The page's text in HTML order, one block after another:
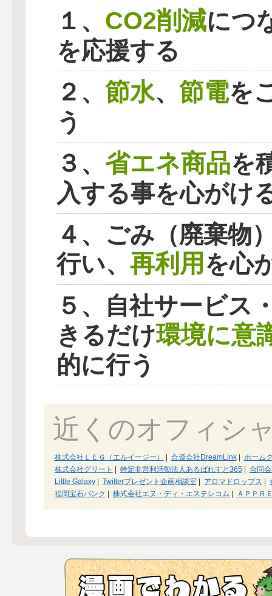
１、 CO2削減につ
を応援する
２、 節水、 節電を
う
３、 省エネ商品を
入する事を心がけ
４、ごみ（廃棄物
行い、 再利用を心
５、自社サービス
きるだけ環境に意
的に行う
近くのオフィシ
株式会社ＬＥＧ（エルイージー） 合資会社DreamLink|
ホーム
株式会社グリート
特定非営利活動法人あるばれすと365|
合同
Little Galaxy| Twitterプレゼント企画相談室| アロマドロップス
福岡宝石バンク
株式会社エヌ・ディ・エステレコム ＡＰＰＲ